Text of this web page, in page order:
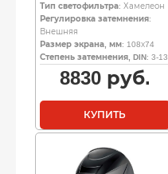
Тип светофильтра: Хамелеон
Регулировка затемнения:
Внешняя
Размер экрана, мм: 108х74
Степень затемнения, DIN: 3-13
8830руб.
КУПИТЬ